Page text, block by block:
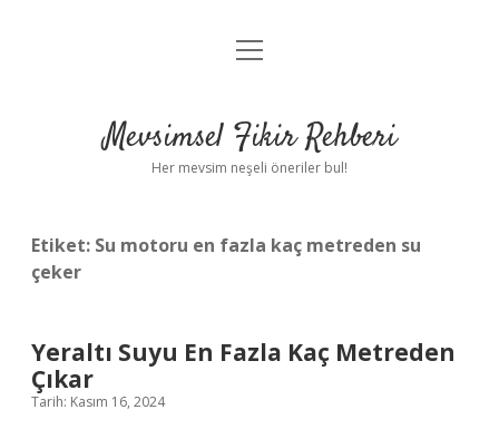
Anasayfa
Yasal Uyarı
menüyü
Mevsimsel Fikir Rehberi
Her mevsim neşeli öneriler bul!
Etiket: Su motoru en fazla kaç metreden su
çeker
Yeraltı Suyu En Fazla Kaç Metreden
Çıkar
Tarih: Kasım 16, 2024